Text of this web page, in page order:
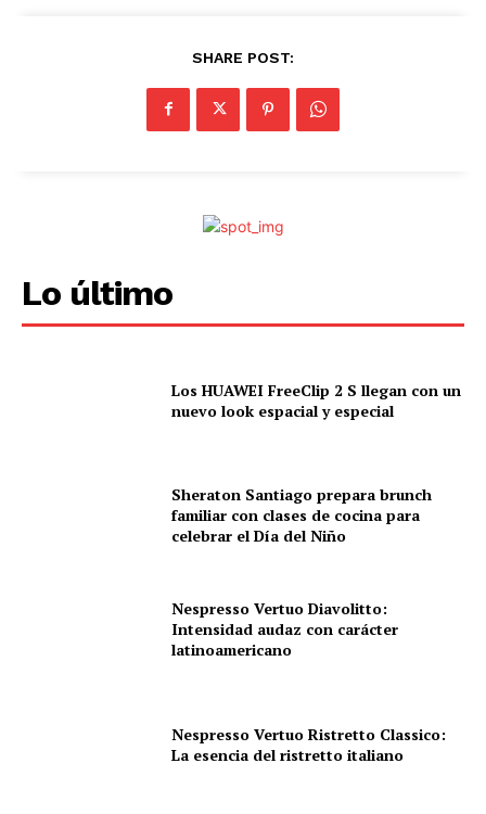
SHARE POST:
Lo último
Los HUAWEI FreeClip 2 S llegan con un
nuevo look espacial y especial
Sheraton Santiago prepara brunch
familiar con clases de cocina para
celebrar el Día del Niño
Nespresso Vertuo Diavolitto:
Intensidad audaz con carácter
latinoamericano
Nespresso Vertuo Ristretto Classico:
La esencia del ristretto italiano